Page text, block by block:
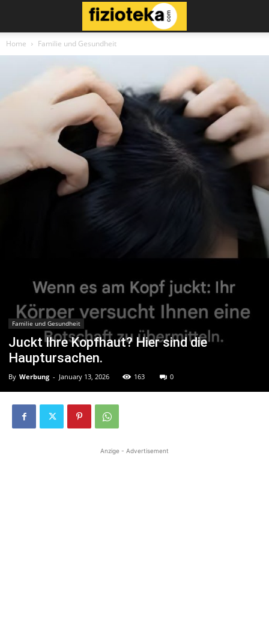
Home Familie und Gesundheit
Familie und Gesundheit
Juckt Ihre Kopfhaut? Hier sind die
Hauptursachen.
By Werbung - January 13, 2026 163 0
Anzige - Advertisement